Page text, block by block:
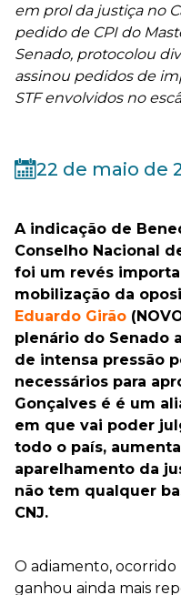
em prol da justiça no
pedido de CPI do
Senado, protocolou
assinou pedidos de
STF envolvidos no
22 de maio de
A indicação de
Conselho Nacional
foi um revés
mobilização da
Eduardo Girão
plenário do Senado
de intensa pressão
necessários para
Gonçalves é é um
em que vai poder
todo o país,
aparelhamento da
não tem qualquer
CNJ.
O adiamento,
ganhou ainda mais